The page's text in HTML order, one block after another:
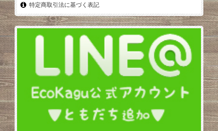
特定商取引法に基づく表記